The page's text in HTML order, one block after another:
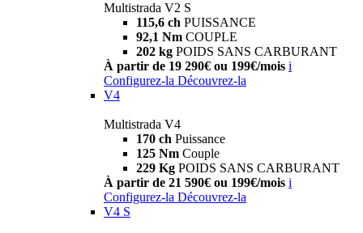
Multistrada V2 S
115,6 ch PUISSANCE
92,1 Nm COUPLE
202 kg POIDS SANS CARBURANT
À partir de 19 290€ ou 199€/mois i
Configurez-la Découvrez-la
V4
Multistrada V4
170 ch Puissance
125 Nm Couple
229 Kg POIDS SANS CARBURANT
À partir de 21 590€ ou 199€/mois i
Configurez-la Découvrez-la
V4 S